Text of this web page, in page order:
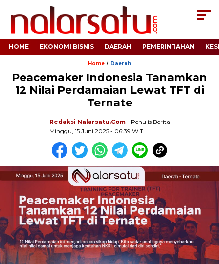
HOME EKONOMI BISNIS DAERAH PEMERINTAHAN
Home / Daerah
Peacemaker Indonesia Tanamkan
12 Nilai Perdamaian Lewat TFT di
Ternate
Redaksi Nalarsatu.com - Penulis Berita
Minggu, 15 Juni 2025 - 06:39 WIT